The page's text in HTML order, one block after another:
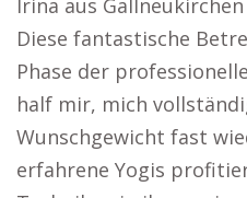
Irina aus
Diese fantastische
Phase der
half mir, mich
Wunschgewicht fast
erfahrene Yogis